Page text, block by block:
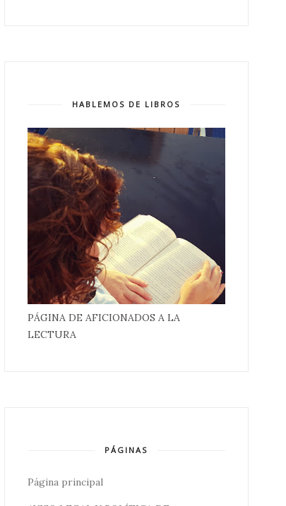
HABLEMOS DE LIBROS
PÁGINA DE AFICIONADOS A LA
LECTURA
PÁGINAS
Página principal